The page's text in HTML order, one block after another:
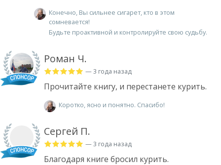
Конечно, Вы сильнее сигарет, кто в этом
сомневается!
Будьте проактивной и контролируйте свою судьбу.
Роман Ч.
— 3 года назад
Прочитайте книгу, и перестанете курить.
Коротко, ясно и понятно. Спасибо!
Сергей П.
— 3 года назад
Благодаря книге бросил курить.